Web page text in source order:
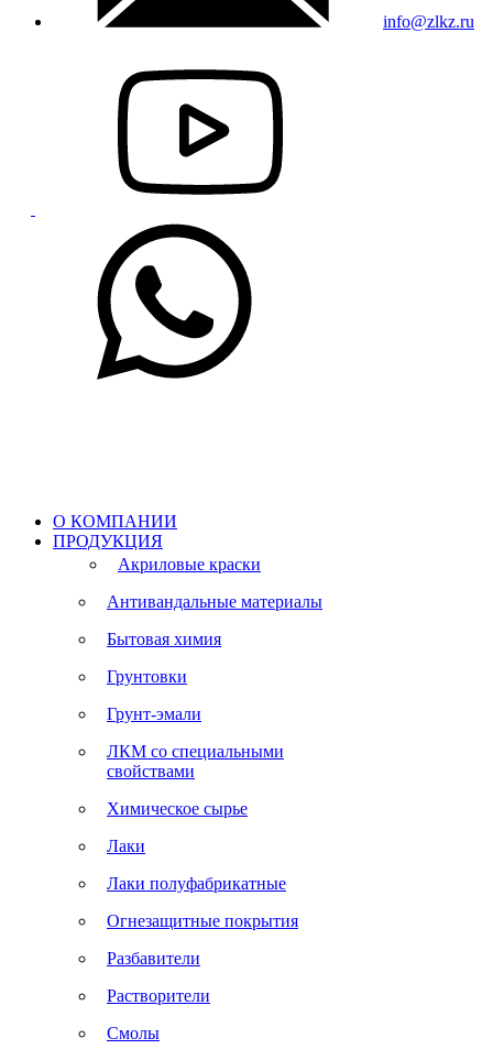
info@zlkz.ru
О КОМПАНИИ
ПРОДУКЦИЯ
Акриловые краски
Антивандальные материалы
Бытовая химия
Грунтовки
Грунт-эмали
ЛКМ со специальными
свойствами
Химическое сырье
Лаки
Лаки полуфабрикатные
Огнезащитные покрытия
Разбавители
Растворители
Смолы